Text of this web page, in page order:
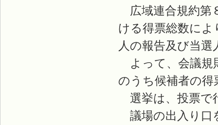
広域連合規約第
ける得票総数に
人の報告及び当
よって、会議規
のうち候補者の
選挙は、投票で
議場の出入り口